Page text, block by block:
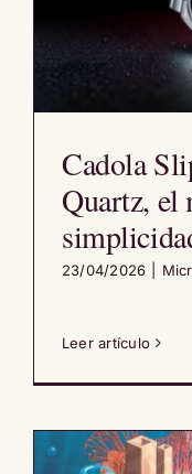
Cadola
Quartz, el
23/04/2026
Leer artículo